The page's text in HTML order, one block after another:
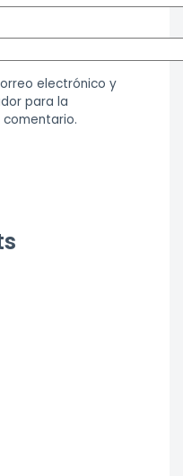
electrónico y
para la